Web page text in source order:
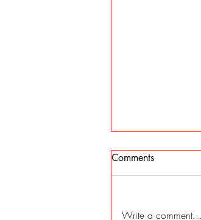
Comments
Write a comment...